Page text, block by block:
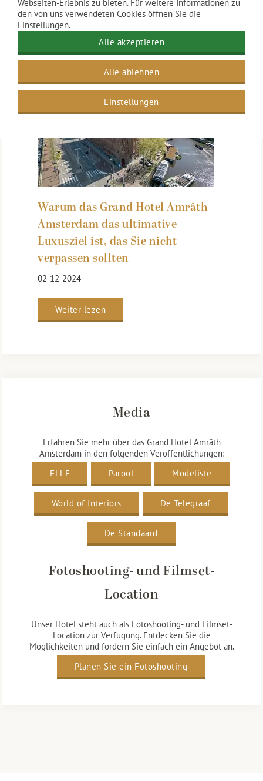
Warum das Grand Hotel Amrâth
Amsterdam das ultimative
Luxusziel ist, das Sie nicht
verpassen sollten
02-12-2024
Weiter lezen
Media
Erfahren Sie mehr über das Grand Hotel Amrâth
Amsterdam in den folgenden Veröffentlichungen:
ELLE
Parool Modeliste
World of Interiors De Telegraaf
De Standaard
Fotoshooting- und Filmset-
Location
Unser Hotel steht auch als Fotoshooting- und Filmset-
Location zur Verfügung. Entdecken Sie die
Möglichkeiten und fordern Sie einfach ein Angebot an.
Planen Sie ein Fotoshooting
Webseiten-Erlebnis zu bieten. Für weitere Informationen zu
den von uns verwendeten Cookies öffnen Sie die
Einstellungen.
Alle akzeptieren
Alle ablehnen
Einstellungen